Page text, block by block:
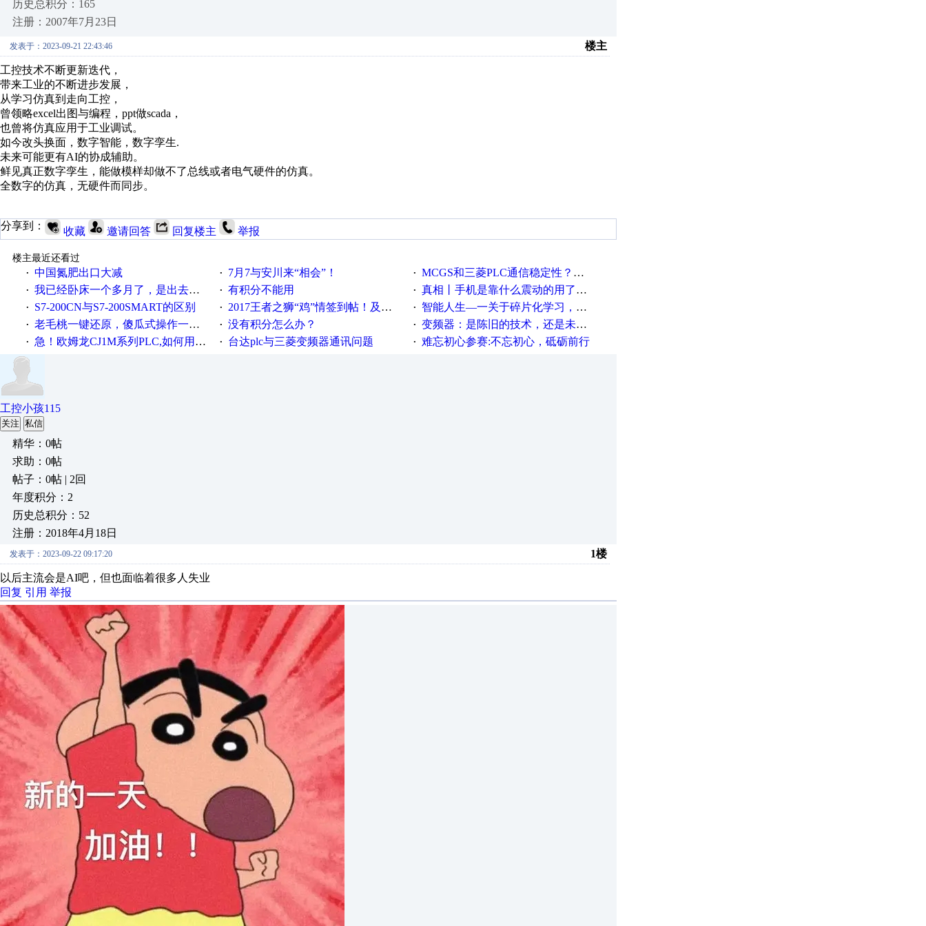
历史总积分：165
注册：2007年7月23日
发表于：2023-09-21 22:43:46 楼主
工控技术不断更新迭代，
带来工业的不断进步发展，
从学习仿真到走向工控，
曾领略excel出图与编程，ppt做scada，
也曾将仿真应用于工业调试。
如今改头换面，数字智能，数字孪生.
未来可能更有AI的协成辅助。
鲜见真正数字孪生，能做模样却做不了总线或者电气硬件的仿真。
全数字的仿真，无硬件而同步。
分享到： 收藏 邀请回答 回复楼主 举报
楼主最近还看过
· 中国氮肥出口大减 · 7月7与安川来“相会”！ · MCGS和三菱PLC通信稳定性？？？
· 我已经卧床一个多月了，是出去安装机械手在高速遭遇车祸所致:大家工作都要特别注意啊 · 有积分不能用 · 真相丨手机是靠什么震动的用了这么多年才知道！
· S7-200CN与S7-200SMART的区别 · 2017王者之狮“鸡”情签到帖！及时更新在线研讨会预告 · 智能人生—一关于碎片化学习，看这一篇就够了！
· 老毛桃一键还原，傻瓜式操作一键轻松备份还原；程序为向导式安装，一键即可实现自动备份或还原系统。 · 没有积分怎么办？ · 变频器：是陈旧的技术，还是未来的幕后英雄？
· 急！欧姆龙CJ1M系列PLC,如何用时间控制变频器。要求时间在组态王中可以自由输入！拜托各位大神了！ · 台达plc与三菱变频器通讯问题 · 难忘初心参赛:不忘初心，砥砺前行
工控小孩115
关注 私信
精华：0帖
求助：0帖
帖子：0帖 | 2回
年度积分：2
历史总积分：52
注册：2018年4月18日
发表于：2023-09-22 09:17:20 1楼
以后主流会是AI吧，但也面临着很多人失业
回复 引用 举报